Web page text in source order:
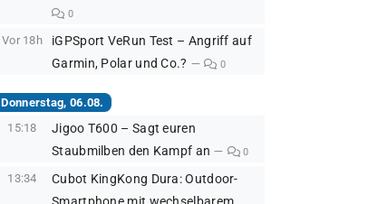
0
Vor 18h
iGPSport VeRun Test – Angriff auf
Garmin, Polar und Co.?
0
Donnerstag, 06.08.
15:18
Jigoo T600 – Sagt euren
Staubmilben den Kampf an
0
13:34
Cubot KingKong Dura: Outdoor-